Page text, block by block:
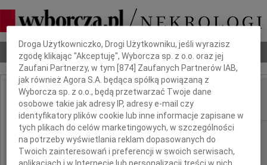
Nekrologi Odeszli Poradnik pogrzebowy
IMIĘ I NAZWISKO: Leszek Niewęgłowski
REGION: Poznań
DATA EMISJI: 03.04.2020
Dbamy o Twoją prywatność
Droga Użytkowniczko, Drogi Użytkowniku, jeśli wyrazisz
zgodę klikając "Akceptuję", Wyborcza sp. z o.o. oraz jej
Zaufani Partnerzy, w tym [874 ] Zaufanych Partnerów IAB,
jak również Agora S.A. będąca spółką powiązaną z
Wyborcza sp. z o.o., będą przetwarzać Twoje dane
osobowe takie jak adresy IP, adresy e-mail czy
identyfikatory plików cookie lub inne informacje zapisane w
tych plikach do celów marketingowych, w szczególności
na potrzeby wyświetlania reklam dopasowanych do
Twoich zainteresowań i preferencji w swoich serwisach,